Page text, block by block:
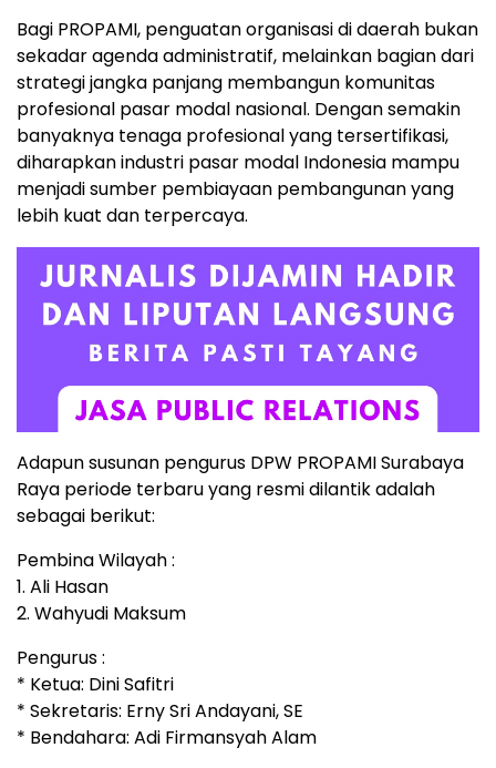
Bagi PROPAMI, penguatan organisasi di daerah bukan
sekadar agenda administratif, melainkan bagian dari
strategi jangka panjang membangun komunitas
profesional pasar modal nasional. Dengan semakin
banyaknya tenaga profesional yang tersertifikasi,
diharapkan industri pasar modal Indonesia mampu
menjadi sumber pembiayaan pembangunan yang
lebih kuat dan terpercaya.
Adapun susunan pengurus DPW PROPAMI Surabaya
Raya periode terbaru yang resmi dilantik adalah
sebagai berikut:
Pembina Wilayah :
1. Ali Hasan
2. Wahyudi Maksum
Pengurus :
* Ketua: Dini Safitri
* Sekretaris: Erny Sri Andayani, SE
* Bendahara: Adi Firmansyah Alam